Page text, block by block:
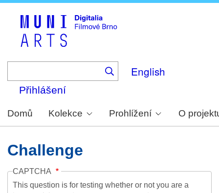
English
Přihlášení
Domů Kolekce Prohlížení O
Challenge
CAPTCHA
This question is for testing whether or not you are a